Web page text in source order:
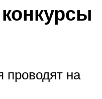
проводят на